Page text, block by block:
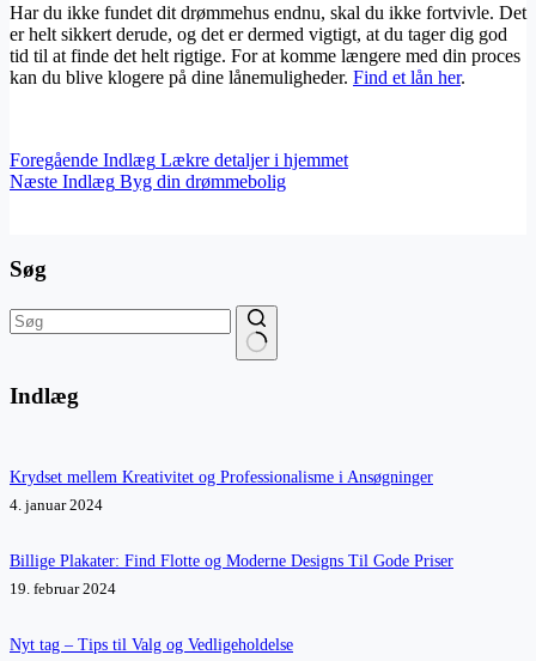
Har du ikke fundet dit drømmehus endnu, skal du ikke fortvivle. Det
er helt sikkert derude, og det er dermed vigtigt, at du tager dig god
tid til at finde det helt rigtige. For at komme længere med din proces
kan du blive klogere på dine lånemuligheder. Find et lån her.
Foregående Indlæg Lækre detaljer i hjemmet
Næste Indlæg Byg din drømmebolig
Søg
resultater
Indlæg
Krydset mellem Kreativitet og Professionalisme i Ansøgninger
4. januar 2024
Billige Plakater: Find Flotte og Moderne Designs Til Gode Priser
19. februar 2024
Nyt tag – Tips til Valg og Vedligeholdelse